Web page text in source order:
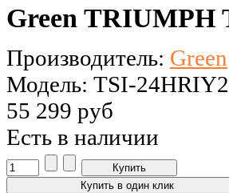
Green TRIUMPH
Производитель: Green
Модель: TSI-
55 299 руб
Есть в наличии